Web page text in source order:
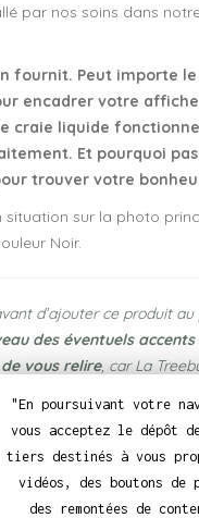
par nos soins dans
fournit. Peut importe
encadrer votre
craie liquide
Et pourquoi
trouver votre
situation sur la photo
Noir.
d’ajouter ce produit au
des éventuels
vous relire, car La
responsable en cas de
"En poursuivant votre
vous acceptez le dépôt
tiers destinés à vous
vidéos, des boutons de
des remontées de